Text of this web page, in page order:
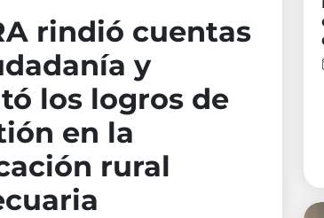
rindió cuentas
y
los logros de
en la
rural